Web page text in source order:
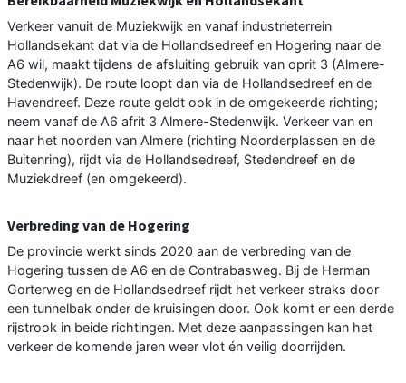
Verkeer vanuit de Muziekwijk en vanaf industrieterrein
Hollandsekant dat via de Hollandsedreef en Hogering naar de
A6 wil, maakt tijdens de afsluiting gebruik van oprit 3 (Almere-
Stedenwijk). De route loopt dan via de Hollandsedreef en de
Havendreef. Deze route geldt ook in de omgekeerde richting;
neem vanaf de A6 afrit 3 Almere-Stedenwijk. Verkeer van en
naar het noorden van Almere (richting Noorderplassen en de
Buitenring), rijdt via de Hollandsedreef, Stedendreef en de
Muziekdreef (en omgekeerd).
Verbreding van de Hogering
De provincie werkt sinds 2020 aan de verbreding van de
Hogering tussen de A6 en de Contrabasweg. Bij de Herman
Gorterweg en de Hollandsedreef rijdt het verkeer straks door
een tunnelbak onder de kruisingen door. Ook komt er een derde
rijstrook in beide richtingen. Met deze aanpassingen kan het
verkeer de komende jaren weer vlot én veilig doorrijden.